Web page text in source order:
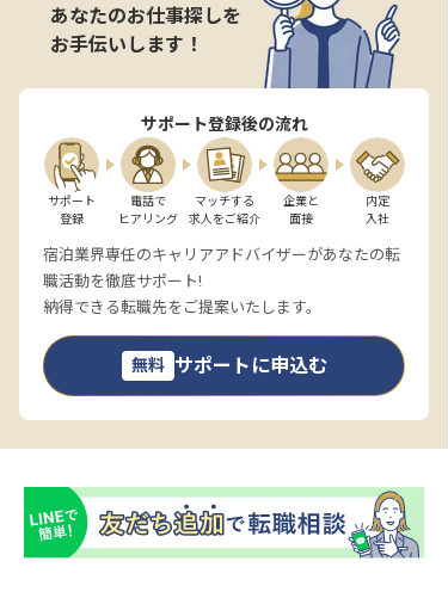
あなたのお仕事探しを
お手伝いします！
サポート登録後の流れ
サポート
登録
電話で
ヒアリング
マッチする
求人をご紹介
企業と
面接
内定
入社
宿泊業界専任のキャリアアドバイザーがあなたの転
職活動を徹底サポート!
納得できる転職先をご提案いたします。
無料 サポートに申込む